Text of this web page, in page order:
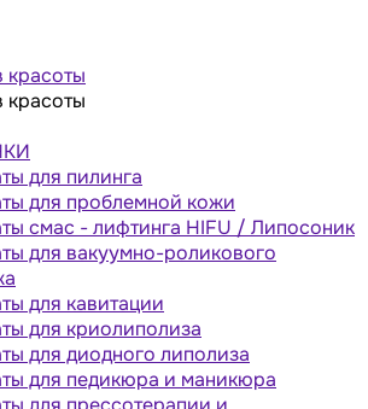
красоты
красоты
для пилинга
для проблемной кожи
cмас - лифтинга HIFU / Липосоник
для вакуумно-роликового
для кавитации
для криолиполиза
для диодного липолиза
для педикюра и маникюра